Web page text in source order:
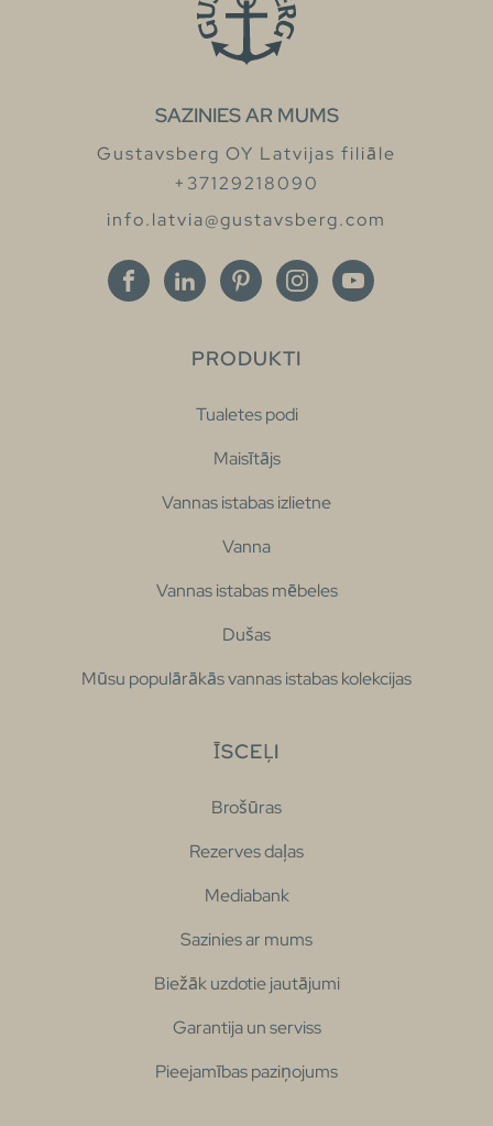
SAZINIES AR MUMS
Gustavsberg OY Latvijas filiāle
+37129218090
info.latvia@gustavsberg.com
PRODUKTI
Tualetes podi
Maisītājs
Vannas istabas izlietne
Vanna
Vannas istabas mēbeles
Dušas
Mūsu populārākās vannas istabas kolekcijas
ĪSCEĻI
Brošūras
Rezerves daļas
Mediabank
Sazinies ar mums
Biežāk uzdotie jautājumi
Garantija un serviss
Pieejamības paziņojums